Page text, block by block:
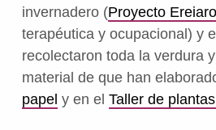
invernadero (Proyecto Ereiaro
terapéutica y ocupacional) y
recolectaron toda la verdura
material de que han
papel y en el Taller de